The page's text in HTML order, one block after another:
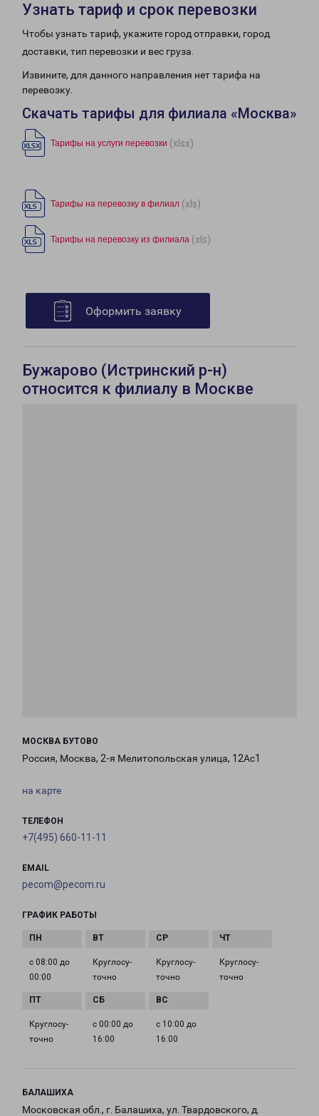
Узнать тариф и срок перевозки
Чтобы узнать тариф, укажите город отправки, город
доставки, тип перевозки и вес груза.
Извините, для данного направления нет тарифа на
перевозку.
Скачать тарифы для филиала «Москва»
Тарифы на услуги перевозки (xlsx)
Тарифы на перевозку в филиал (xls)
Тарифы на перевозку из филиала (xls)
Оформить заявку
Бужарово (Истринский р-н)
относится к филиалу в Москве
МОСКВА БУТОВО
Россия, Москва, 2-я Мелитопольская улица, 12Ас1
на карте
ТЕЛЕФОН
+7(495) 660-11-11
EMAIL
pecom@pecom.ru
ГРАФИК РАБОТЫ
с 08:00 до
00:00
Круглосу­
точно
Круглосу­
точно
Круглосу­
точно
Круглосу­
точно
с 00:00 до
16:00
с 10:00 до
16:00
БАЛАШИХА
Московская обл., г. Балашиха, ул. Твардовского, д.